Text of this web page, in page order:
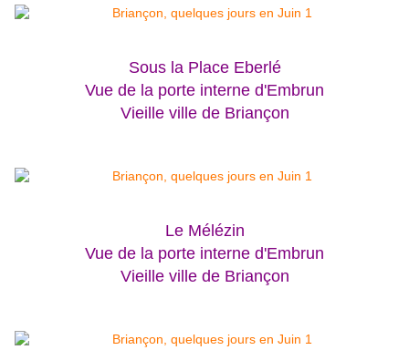
Sous la Place Eberlé
Vue de la porte interne d'Embrun
Vieille ville de Briançon
Le Mélézin
Vue de la porte interne d'Embrun
Vieille ville de Briançon